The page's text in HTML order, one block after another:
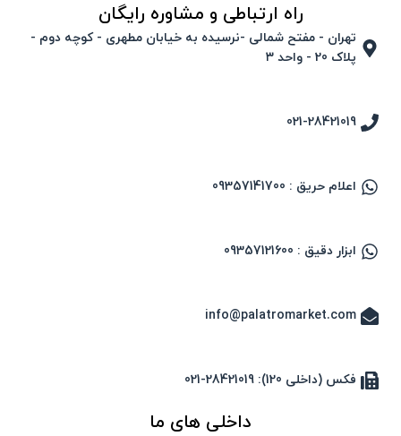
راه ارتباطی و مشاوره رایگان
تهران - مفتح شمالی -نرسیده به خیابان مطهری - کوچه دوم -
پلاک 20 - واحد ۳
021-28421019
اعلام حریق : 09357141700
ابزار دقیق : 09357121600
info@palatromarket.com
فکس (داخلی 120): 28421019-021
داخلی های ما